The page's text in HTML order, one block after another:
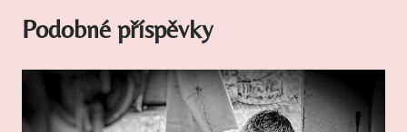
Podobné příspěvky